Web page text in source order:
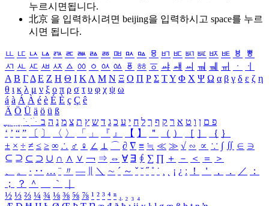
누르시면됩니다.
北京 을 입력하시려면 beijing을 입력하시고 space를 누르
시면 됩니다.
ㅥ ㅦ ㅧ ㅨ ㅩ ㅪ ㅫ ㅬ ㅭ ㅮ ㅯ ㅰ ㅱ ㅲ ㅳ ㅴ ㅵ ㅶ ㅷ ㅸ
ㅹ
ㅺ ㅻ ㅼ ㅽ ㅾ ㅿ ㆀ ㆁ ㆂ ㆃ ㆄ ㆅ ㆆ ㆇ ㆈ ㆉ ㆊ ㆋ ㆌ ㆍ
ㆎ
Α Β ΓΔ Ε Ζ Η Θ Ι ΚΛ Μ Ν Ξ Ο Π Ρ Σ ΤΥ Φ Χ Ψ Ω α β γ δ ε ζ η
θ ι κ λ μ ν ξ ο π ρ σ τ υ φ χ ψ ω
á à Á À é è É È ç Ç ê
Ä Ö Ü ä ö ü ß
ִֶֹ ֻּ ׁׂ פ ם ן ו ט א ר ק ף ך ל ח י ע כ ג ד ש ץ ת צ מ נ ה ב
‘ ’ “ ” 〔 〕 〈 〉 「 」 『 』 【 】 ＂ （ ） ［ ］ ｛ ｝
± × ÷ ≠ ≤ ≥ ∞ ∴ ♂ ♀ ∠ ⊥ ⌒ ∂ ∇ ≡ ≒ ≪ ≫ √ ∽ ∝ ∵ ∫ ∬ ∈ ∋
⊆ ⊇ ⊂ ⊃ ∪ ∩ ∧ ∨ ￢ ⇒ ⇔ ∀ ∃ ∮ ∑ ∏ ＋ － ＜ ＝
＞
、
。 · ‥ … ¨ 〃 ― ＼ ∼ ´ ～ ˇ ˘ ˝ ˚ ˙ ¸ ¡ ¿ ː ！ ＇ ， ． ／
：
；
？ ＾ ｀
½ ⅓ ⅔ ¼ ¾ ⅛ ⅜ ⅝ ⅞ ¹ ² ³ ⁴ ⁿ ₁ ₂ ₃ ₄